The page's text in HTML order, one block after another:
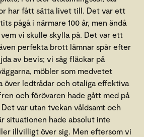
har fått sätta livet till. Det var ett
pågå i närmare 100 år, men ändå
vi skulle skylla på. Det var ett
perfekta brott lämnar spår efter
av bevis; vi såg fläckar på
möbler som medvetet
ledtrådar och otaliga effektiva
och förövaren hade gått med på
var utan tvekan våldsamt och
situationen hade absolut inte
illvilligt över sig. Men eftersom vi